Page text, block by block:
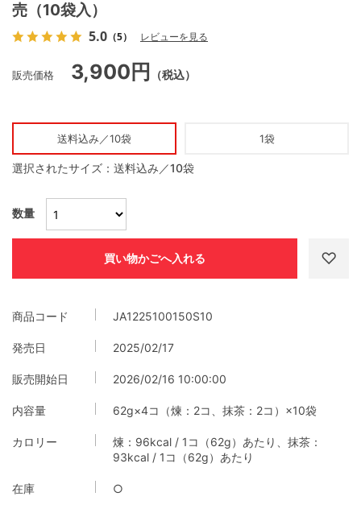
売（10袋入）
5.0 （5） レビューを見る
販売価格 3,900円 （税込）
数量
商品コード JA1225100150S10
発売日 2025/02/17
販売開始日 2026/02/16 10:00:00
内容量 62g×4コ（煉：2コ、抹茶：2コ）×10袋
カロリー
煉：96kcal / 1コ（62g）あたり、抹茶：
93kcal / 1コ（62g）あたり
在庫 ○
送料込み／10袋 1袋
選択されたサイズ：送料込み／10袋